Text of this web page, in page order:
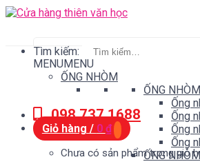
Tìm kiếm:
098.737.1688
Giỏ hàng / 0 ₫
Chưa có sản phẩm trong giỏ
MENUMENU
ỐNG NHÒM
ỐNG
Ống
Ống
Ống
Ống
ỐNG